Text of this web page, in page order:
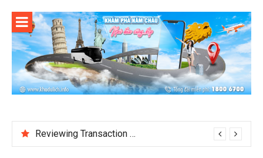
content
Reviewing Transaction History at BetNinja UK